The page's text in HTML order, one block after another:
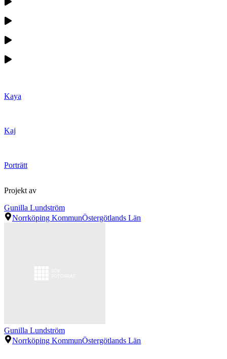
Kaya
Kaj
Porträtt
Projekt av
Gunilla Lundström
Norrköping KommunÖstergötlands Län
Gunilla Lundström
Norrköping KommunÖstergötlands Län